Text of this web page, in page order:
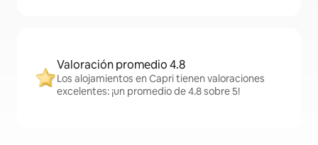
Valoración promedio 4.8
Los alojamientos en Capri tienen valoraciones
excelentes: ¡un promedio de 4.8 sobre 5!